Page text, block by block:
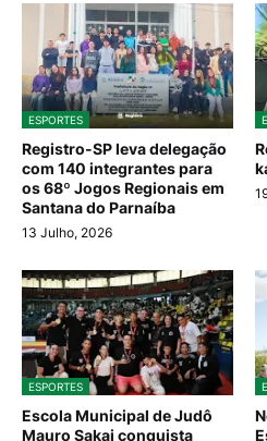
ESPORTES
Registro-SP leva delegação
com 140 integrantes para
os 68º Jogos Regionais em
Santana do Parnaíba
13 Julho, 2026
ESPORTES
Escola Municipal de Judô
Mauro Sakai conquista